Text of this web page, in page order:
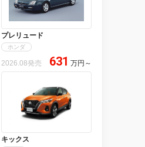
プレリュード
ホンダ
2026.08発売 631 万円 ～
キックス